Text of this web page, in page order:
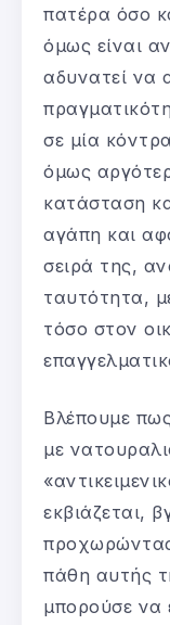
πατέρα όσο
όμως είναι
αδυνατεί να
σε μία
όμως
κατάσταση
αγάπη και
σειρά της,
ταυτότητα,
τόσο στον
Βλέπουμε
με
εκβιάζεται,
πάθη αυτής
μπορούσε να